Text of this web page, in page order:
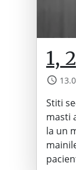
1,
Stiti
masti
la un